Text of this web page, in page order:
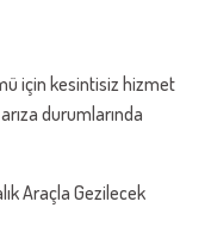
için kesintisiz hizmet
durumlarında
Araçla Gezilecek